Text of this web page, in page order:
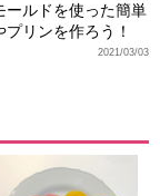
ールドを使った簡単
リンを作ろう！
2021/03/03